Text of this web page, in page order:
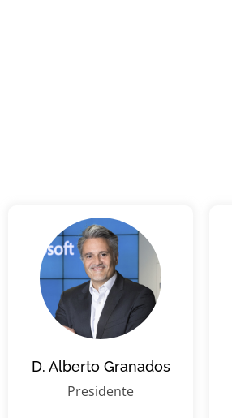
D. Alberto Granados
Presidente